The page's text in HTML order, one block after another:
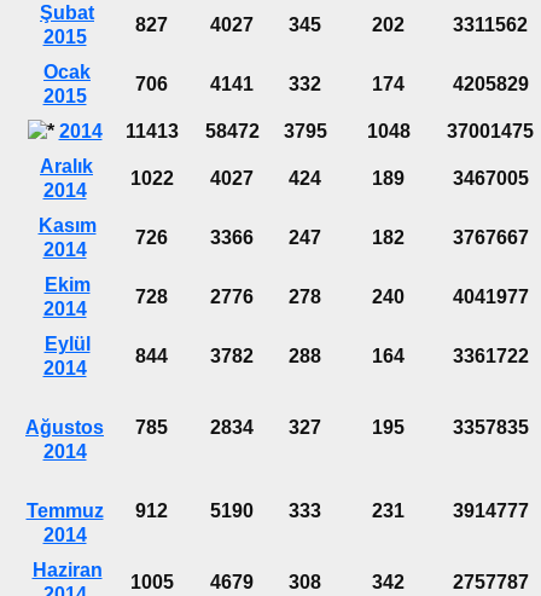
Şubat
2015
827 4027 345 202 3311562
Ocak
2015
706 4141 332 174 4205829
2014 11413 58472 3795 1048
37001475
Aralık
2014
1022 4027 424 189 3467005
Kasım
2014
726 3366 247 182 3767667
Ekim
2014
728 2776 278 240 4041977
Eylül
2014
844 3782 288 164 3361722
Ağustos
2014
785 2834 327 195 3357835
Temmuz
2014
912 5190 333 231 3914777
Haziran
1005 4679 308 342 2757787